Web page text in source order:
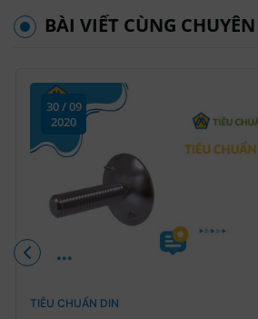
BÀI VIẾT CÙNG
30 / 09
2020
TIÊU CHUẨN DIN